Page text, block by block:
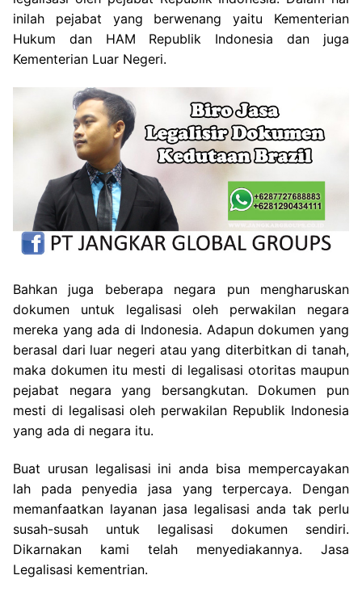
inilah pejabat yang berwenang yaitu Kementerian
Hukum dan HAM Republik Indonesia dan juga
Kementerian Luar Negeri.
Bahkan juga beberapa negara pun mengharuskan
dokumen untuk legalisasi oleh perwakilan negara
mereka yang ada di Indonesia. Adapun dokumen yang
berasal dari luar negeri atau yang diterbitkan di tanah,
maka dokumen itu mesti di legalisasi otoritas maupun
pejabat negara yang bersangkutan. Dokumen pun
mesti di legalisasi oleh perwakilan Republik Indonesia
yang ada di negara itu.
Buat urusan legalisasi ini anda bisa mempercayakan
lah pada penyedia jasa yang terpercaya. Dengan
memanfaatkan layanan jasa legalisasi anda tak perlu
susah-susah untuk legalisasi dokumen sendiri.
Dikarnakan kami telah menyediakannya. Jasa
Legalisasi kementrian.